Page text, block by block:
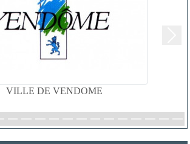
VILLE DE VENDOME